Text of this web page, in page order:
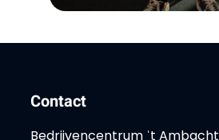
Contact
Bedrijvencentrum ˈt Ambacht